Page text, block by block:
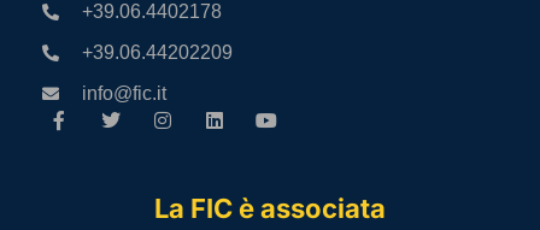
+39.06.4402178
+39.06.44202209
info@fic.it
La FIC è associata